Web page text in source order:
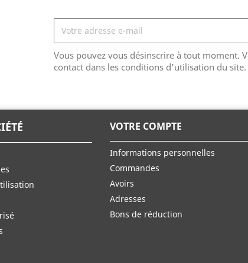
Vous pouvez vous désinscrire à tout moment.
contact dans les conditions d'utilisation du site.
VOTRE COMPTE
Informations personnelles
Commandes
Avoirs
Adresses
Bons de réduction